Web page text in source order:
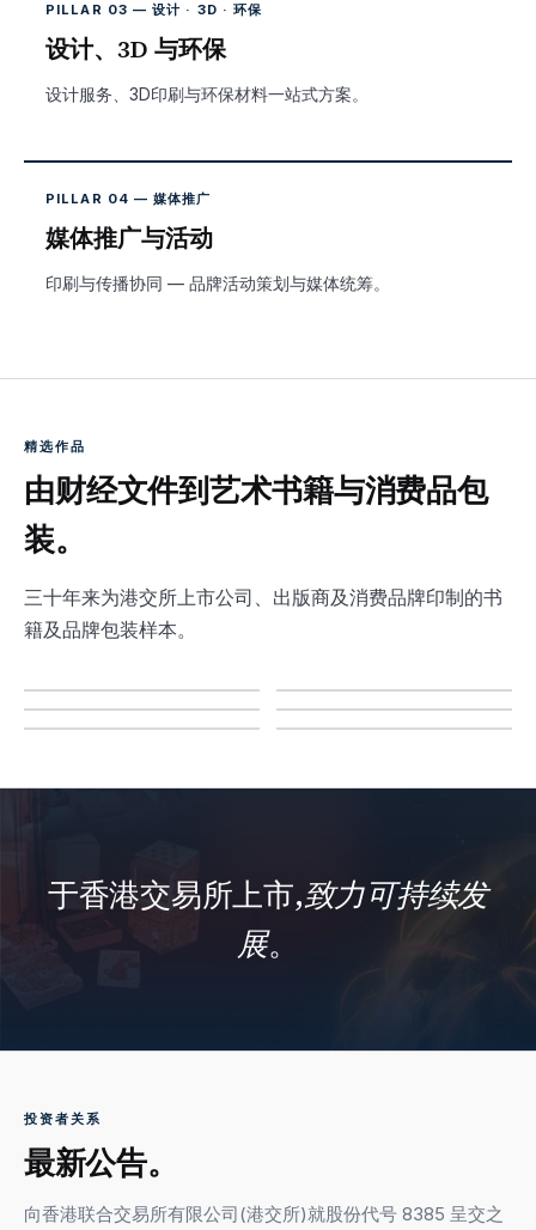
PILLAR 03 — 设计 · 3D · 环保
设计、3D 与环保
设计服务、3D印刷与环保材料一站式方案。
PILLAR 04 — 媒体推广
媒体推广与活动
印刷与传播协同 — 品牌活动策划与媒体统筹。
精选作品
由财经文件到艺术书籍与消费品包
装。
三十年来为港交所上市公司、出版商及消费品牌印制的书
籍及品牌包装样本。
于香港交易所上市,致力可持续发
展。
投资者关系
最新公告。
向香港联合交易所有限公司(港交所)就股份代号 8385 呈交之